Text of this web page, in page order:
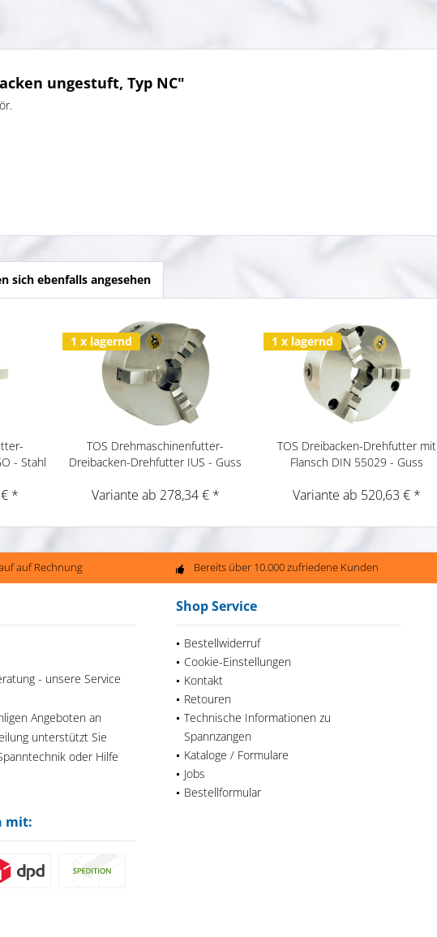
ungestuft, Typ NC"
sich ebenfalls angesehen
- Stahl
*
1 x lagernd
TOS Drehmaschinenfutter-
Dreibacken-Drehfutter IUS - Guss
Variante ab 278,34 € *
1 x lagernd
TOS Dreibacken-Drehfutter mit
Flansch DIN 55029 - Guss
Variante ab 520,63 € *
auf Rechnung Bereits über 10.000 zufriedene Kunden
- unsere Service
Angeboten an
unterstützt Sie
oder Hilfe
Shop Service
Bestellwiderruf
Cookie-Einstellungen
Kontakt
Retouren
Technische Informationen zu
Spannzangen
Kataloge / Formulare
Jobs
Bestellformular
mit: